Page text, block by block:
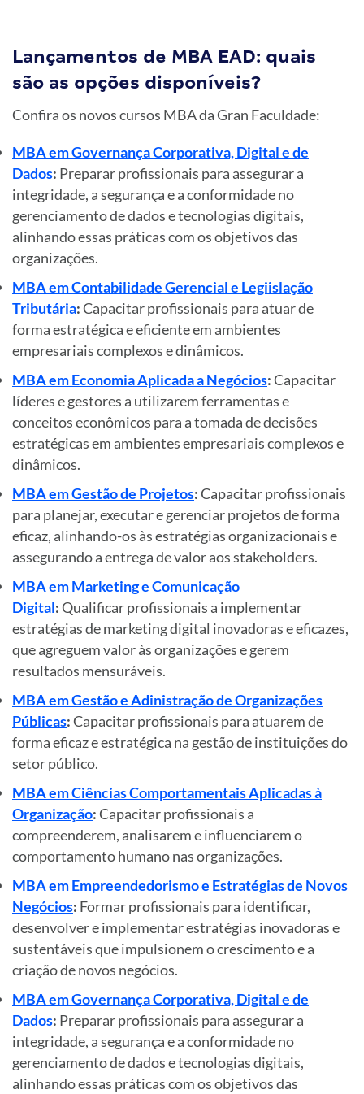
Lançamentos de MBA EAD: quais
são as opções disponíveis?
Confira os novos cursos MBA da Gran Faculdade:
MBA em Governança Corporativa, Digital e de
Dados: Preparar profissionais para assegurar a
integridade, a segurança e a conformidade no
gerenciamento de dados e tecnologias digitais,
alinhando essas práticas com os objetivos das
organizações.
MBA em Contabilidade Gerencial e Legiislação
Tributária:Capacitar profissionais para atuar de
forma estratégica e eficiente em ambientes
empresariais complexos e dinâmicos.
MBA em Economia Aplicada a Negócios:Capacitar
líderes e gestores a utilizarem ferramentas e
conceitos econômicos para a tomada de decisões
estratégicas em ambientes empresariais complexos e
dinâmicos.
MBA em Gestão de Projetos:Capacitar profissionais
para planejar, executar e gerenciar projetos de forma
eficaz, alinhando-os às estratégias organizacionais e
assegurando a entrega de valor aos stakeholders.
MBA em Marketing e Comunicação
Digital:Qualificar profissionais a implementar
estratégias de marketing digital inovadoras e eficazes,
que agreguem valor às organizações e gerem
resultados mensuráveis.
MBA em Gestão e Adinistração de Organizações
Públicas:Capacitar profissionais para atuarem de
forma eficaz e estratégica na gestão de instituições do
setor público.
MBA em Ciências Comportamentais Aplicadas à
Organização:Capacitar profissionais a
compreenderem, analisarem e influenciarem o
comportamento humano nas organizações.
MBA em Empreendedorismo e Estratégias de Novos
Negócios: Formar profissionais para identificar,
desenvolver e implementar estratégias inovadoras e
sustentáveis que impulsionem o crescimento e a
criação de novos negócios.
MBA em Governança Corporativa, Digital e de
Dados: Preparar profissionais para assegurar a
integridade, a segurança e a conformidade no
gerenciamento de dados e tecnologias digitais,
alinhando essas práticas com os objetivos das